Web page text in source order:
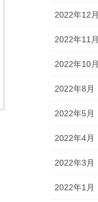
2022年12月
2022年11月
2022年10月
2022年8月
2022年5月
2022年4月
2022年3月
2022年1月